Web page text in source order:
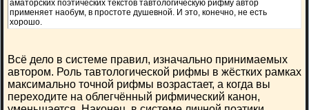
аматорских поэтических текстов тавтологическую рифму автор
применяет наобум, в простоте душевной. И это, конечно, не есть
хорошо.
Всё дело в системе правил, изначально принимаемых
автором. Роль тавтологической рифмы в жёстких рамках
максимально точной рифмы возрастает, а когда вы
переходите на облегчённый рифмический канон,